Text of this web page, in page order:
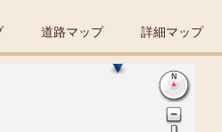
道路マップ 詳細マップ